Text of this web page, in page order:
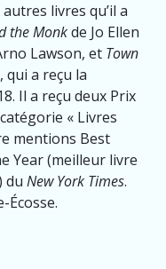
livres qu’il a
the Monkde Jo Ellen
Lawson, et Town
qui a reçu la
Il a reçu deux Prix
« Livres
mentions Best
Year (meilleur livre
du New York Times.
Écosse.